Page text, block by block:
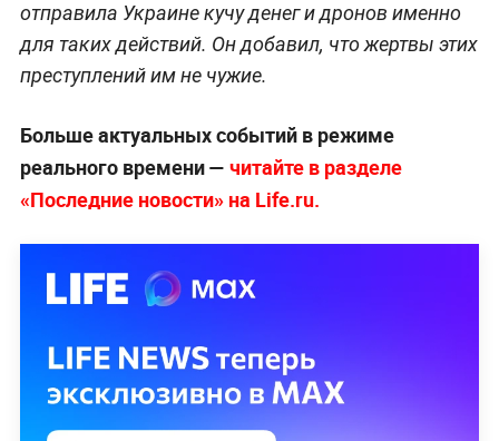
отправила Украине кучу денег и дронов именно
для таких действий. Он добавил, что жертвы этих
преступлений им не чужие.
Больше актуальных событий в режиме
реального времени — читайте в разделе
«Последние новости» на Life.ru.